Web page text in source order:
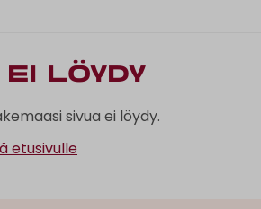
ei löydy
sivua ei löydy.
etusivulle